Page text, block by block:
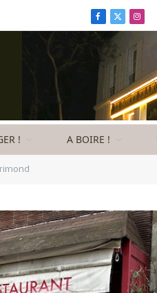
Facebook
X
(Twitter)
! A BOIRE !